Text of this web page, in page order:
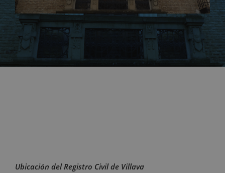
Ubicación del Registro Civil de Villava